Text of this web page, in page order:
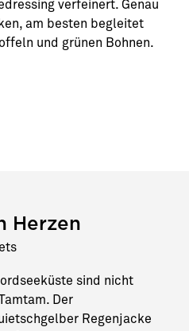
verfeinert. Genau
am besten begleitet
und grünen Bohnen.
Herzen
sind nicht
Der
Regenjacke